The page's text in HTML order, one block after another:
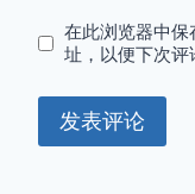
在此浏览器中
址，以便下次评